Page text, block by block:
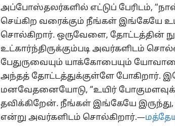
அப்போஸ்தலர்களில் எட்டுப் பேரிடம்,
செய்கிற வரைக்கும் நீங்கள் இங்கேயே
சொல்கிறார். ஒருவேளை, தோட்டத்தின்
உட்கார்ந்திருக்கும்படி அவர்களிடம்
பேதுருவையும் யாக்கோபையும்
அந்தத் தோட்டத்துக்குள்ளே போகிறார்.
மனவேதனையோடு, “உயிர்
தவிக்கிறேன். நீங்கள் இங்கேயே
என்று அவர்களிடம் சொல்கிறார்.—